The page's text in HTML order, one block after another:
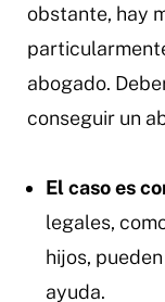
obstante, hay
abogado.
conseguir un
El caso es
legales,
hijos,
ayuda.